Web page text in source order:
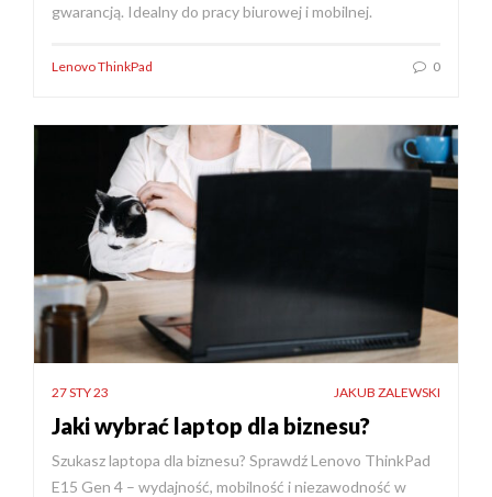
gwarancją. Idealny do pracy biurowej i mobilnej.
Lenovo ThinkPad 0
27 STY 23 JAKUB ZALEWSKI
Jaki wybrać laptop dla biznesu?
Szukasz laptopa dla biznesu? Sprawdź Lenovo ThinkPad
E15 Gen 4 – wydajność, mobilność i niezawodność w